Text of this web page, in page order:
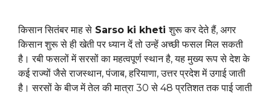
किसान सितंबर माह से Sarso ki khetiशुरू कर देते हैं, अगर
किसान शुरू से ही खेती पर ध्यान दें तो उन्हें अच्छी फसल मिल सकती
है। रबी फसलों में सरसों का महत्वपूर्ण स्थान है, यह मुख्य रूप से देश के
कई राज्यों जैसे राजस्थान, पंजाब, हरियाणा, उत्तर प्रदेश में उगाई जाती
है। सरसों के बीज में तेल की मात्रा 30 से 48 प्रतिशत तक पाई जाती